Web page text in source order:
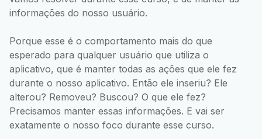
informações do nosso usuário.
Porque esse é o comportamento mais do que
esperado para qualquer usuário que utiliza o
aplicativo, que é manter todas as ações que ele fez
durante o nosso aplicativo. Então ele inseriu? Ele
alterou? Removeu? Buscou? O que ele fez?
Precisamos manter essas informações. E vai ser
exatamente o nosso foco durante esse curso.